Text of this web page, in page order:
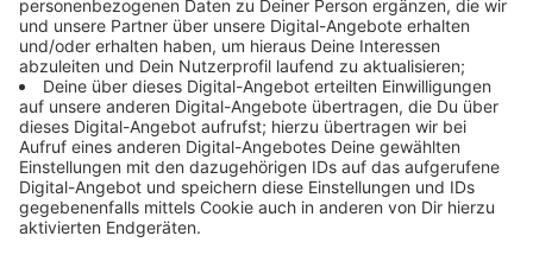
Publikumsmesse für Brettspiele bei deren 40.
Geburtstag zum Testen vorgestellt.
Anzeige
Immer mehr spielen Brettspiele
Anzeige